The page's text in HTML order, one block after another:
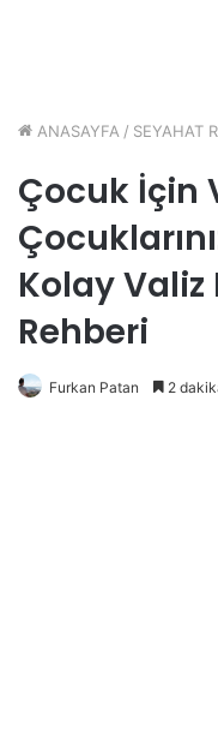
ANASAYFA / SEYAHAT
Çocuk İçin
Kolay Valiz
Rehberi
Furkan Patan 2